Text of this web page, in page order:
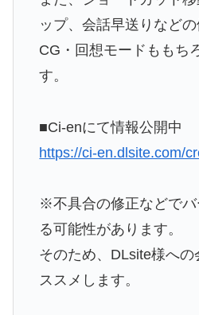
ップ、会話早送りなど
CG・回想モードももち
す。
■Ci-enにて情報公開中
https://ci-en.dlsite.com/
※不具合の修正などで
る可能性があります。
そのため、DLsite様への
ススメします。